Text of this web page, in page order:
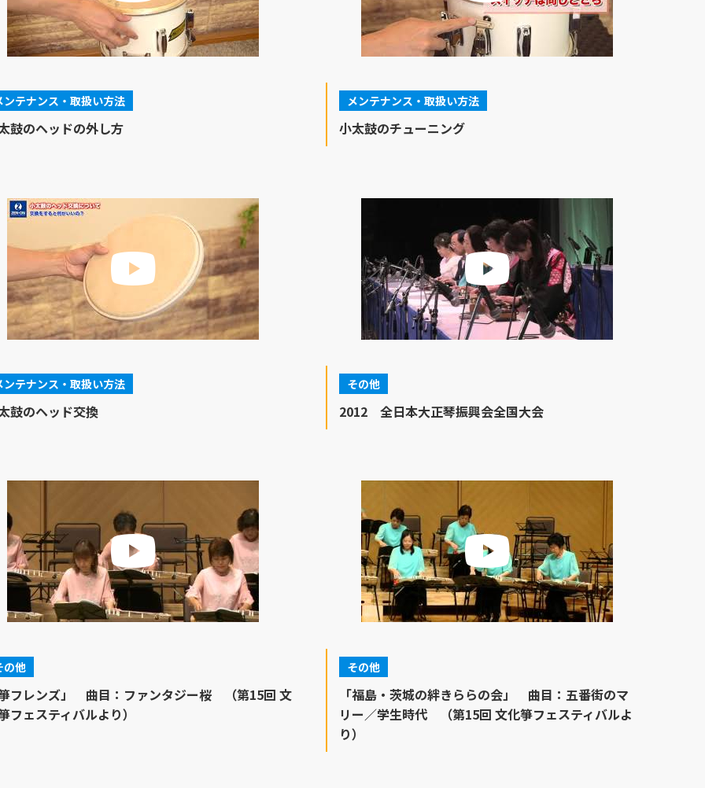
ンテナンス・取扱い方法
鼓のヘッドの外し方
メンテナンス・取扱い方法
小太鼓のチューニング
ンテナンス・取扱い方法
鼓のヘッド交換
その他
2012 全日本大正琴振興会全国大会
の他
フレンズ」 曲目：ファンタジー桜 （第15回 文
フェスティバルより）
その他
「福島・茨城の絆きららの会」 曲目：五番街のマ
リー／学生時代 （第15回 文化箏フェスティバルよ
り）